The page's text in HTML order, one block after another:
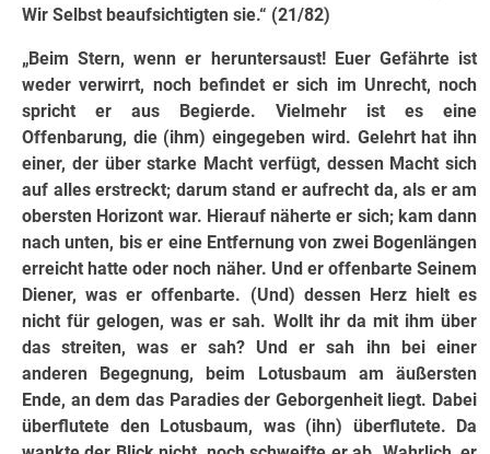
Wir Selbst beaufsichtigten sie.“ (21/82)
„Beim Stern, wenn er heruntersaust! Euer Gefährte ist
weder verwirrt, noch befindet er sich im Unrecht, noch
spricht er aus Begierde. Vielmehr ist es eine
Offenbarung, die (ihm) eingegeben wird. Gelehrt hat ihn
einer, der über starke Macht verfügt, dessen Macht sich
auf alles erstreckt; darum stand er aufrecht da, als er am
obersten Horizont war. Hierauf näherte er sich; kam dann
nach unten, bis er eine Entfernung von zwei Bogenlängen
erreicht hatte oder noch näher. Und er offenbarte Seinem
Diener, was er offenbarte. (Und) dessen Herz hielt es
nicht für gelogen, was er sah. Wollt ihr da mit ihm über
das streiten, was er sah? Und er sah ihn bei einer
anderen Begegnung, beim Lotusbaum am äußersten
Ende, an dem das Paradies der Geborgenheit liegt. Dabei
überflutete den Lotusbaum, was (ihn) überflutete. Da